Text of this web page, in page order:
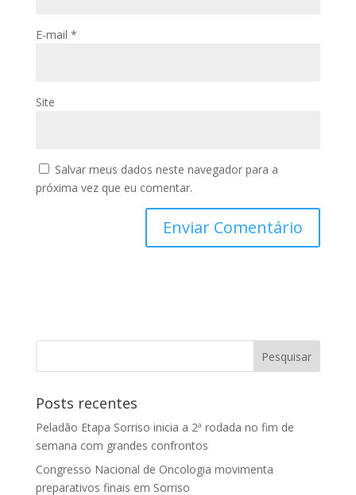
E-mail *
Site
Salvar meus dados neste navegador para a
próxima vez que eu comentar.
Posts recentes
Peladão Etapa Sorriso inicia a 2ª rodada no fim de
semana com grandes confrontos
Congresso Nacional de Oncologia movimenta
preparativos finais em Sorriso